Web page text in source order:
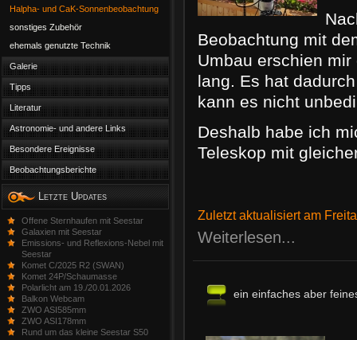
Halpha- und CaK-Sonnenbeobachtung
sonstiges Zubehör
ehemals genutzte Technik
Galerie
Tipps
Literatur
Astronomie- und andere Links
Besondere Ereignisse
Beobachtungsberichte
Letzte Updates
Offene Sternhaufen mit Seestar
Galaxien mit Seestar
Emissions- und Reflexions-Nebel mit
Seestar
Komet C/2025 R2 (SWAN)
Komet 24P/Schaumasse
Polarlicht am 19./20.01.2026
Balkon Webcam
ZWO ASI585mm
ZWO ASI178mm
Rund um das kleine Seestar S50
Beobachtung mit
Umbau erschien
lang. Es hat
kann es nicht
Deshalb habe ich
Teleskop mit
Zuletzt aktualisiert am
Weiterlesen...
ein einfaches aber